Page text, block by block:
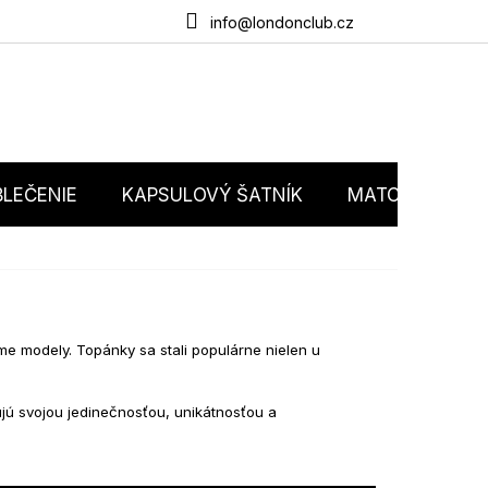
info@londonclub.cz
Obchodné podmienky Podmienky ochrany
KAPSULOVÝ ŠATNÍK MATCHY
modely. Topánky sa stali populárne nielen u
svojou jedinečnosťou, unikátnosťou a